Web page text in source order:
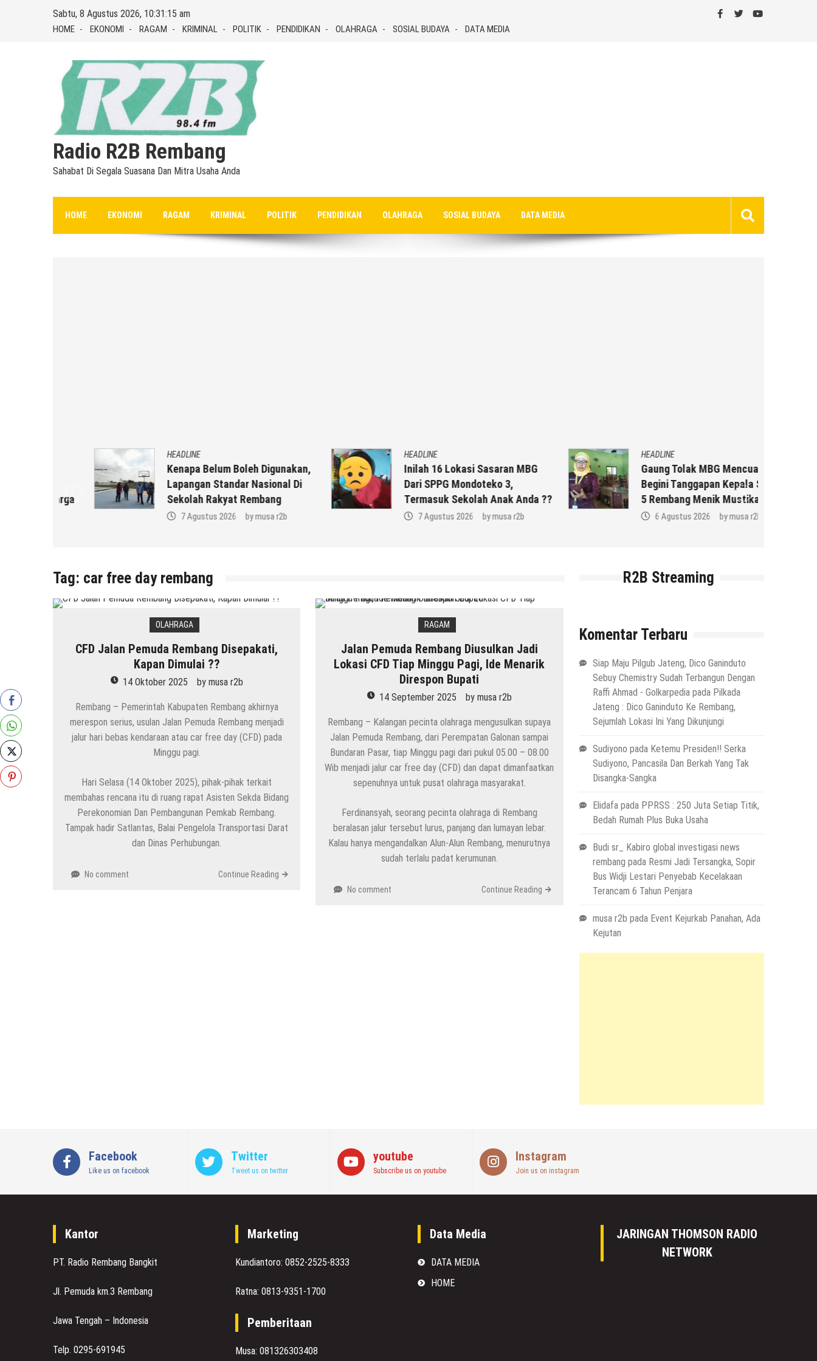
Sabtu, 8 Agustus 2026, 10:31:16 am
HOME EKONOMI RAGAM KRIMINAL POLITIK PENDIDIKAN OLAHRAGA SOSIAL BUDAYA DATA MEDIA
Radio R2B Rembang
Sahabat Di Segala Suasana Dan Mitra Usaha Anda
HOME EKONOMI RAGAM KRIMINAL POLITIK PENDIDIKAN OLAHRAGA SOSIAL BUDAYA DATA MEDIA
HEADLINE
Kenapa Belum Boleh Digunakan,
Lapangan Standar Nasional Di
Sekolah Rakyat Rembang
7 Agustus 2026 bymusa r2b
HEADLINE
Inilah 16 Lokasi Sasaran MBG
Dari SPPG Mondoteko 3,
Termasuk Sekolah Anak Anda ??
7 Agustus 2026 bymusa r2b
HEADLINE
Gaung Tolak MBG Mencuat,
Begini Tanggapan Kepala SMP N
5 Rembang Menik Mustikatun
6 Agustus 2026 bymusa r2b
Tag: car free day rembang
OLAHRAGA
CFD Jalan Pemuda Rembang Disepakati,
Kapan Dimulai ??
14 Oktober 2025 by musa r2b
Rembang – Pemerintah Kabupaten Rembang akhirnya
merespon serius, usulan Jalan Pemuda Rembang menjadi
jalur hari bebas kendaraan atau car free day (CFD) pada
Minggu pagi.
Hari Selasa (14 Oktober 2025), pihak-pihak terkait
membahas rencana itu di ruang rapat Asisten Sekda Bidang
Perekonomian Dan Pembangunan Pemkab Rembang.
Tampak hadir Satlantas, Balai Pengelola Transportasi Darat
dan Dinas Perhubungan.
No comment Continue Reading
RAGAM
Jalan Pemuda Rembang Diusulkan Jadi
Lokasi CFD Tiap Minggu Pagi, Ide Menarik
Direspon Bupati
14 September 2025 by musa r2b
Rembang – Kalangan pecinta olahraga mengusulkan supaya
Jalan Pemuda Rembang, dari Perempatan Galonan sampai
Bundaran Pasar, tiap Minggu pagi dari pukul 05.00 – 08.00
Wib menjadi jalur car free day (CFD) dan dapat dimanfaatkan
sepenuhnya untuk pusat olahraga masyarakat.
Ferdinansyah, seorang pecinta olahraga di Rembang
beralasan jalur tersebut lurus, panjang dan lumayan lebar.
Kalau hanya mengandalkan Alun-Alun Rembang, menurutnya
sudah terlalu padat kerumunan.
No comment Continue Reading
R2B Streaming
Komentar Terbaru
Siap Maju Pilgub Jateng, Dico Ganinduto
Sebuy Chemistry Sudah Terbangun Dengan
Raffi Ahmad - Golkarpediapada Pilkada
Jateng : Dico Ganinduto Ke Rembang,
Sejumlah Lokasi Ini Yang Dikunjungi
Sudiyono pada Ketemu Presiden!! Serka
Sudiyono, Pancasila Dan Berkah Yang Tak
Disangka-Sangka
Elidafapada PPRSS : 250 Juta Setiap Titik,
Bedah Rumah Plus Buka Usaha
Budi sr_ Kabiro global investigasi news
rembang pada Resmi Jadi Tersangka, Sopir
Bus Widji Lestari Penyebab Kecelakaan
Terancam 6 Tahun Penjara
musa r2b pada Event Kejurkab Panahan, Ada
Kejutan
Facebook
Like us on facebook
Twitter
Tweet us on twitter
youtube
Subscribe us on youtube
Instagram
Join us on instagram
Kantor
PT. Radio Rembang Bangkit
Jl. Pemuda km.3 Rembang
Jawa Tengah – Indonesia
Telp. 0295-691945
Marketing
Kundiantoro: 0852-2525-8333
Ratna: 0813-9351-1700
Pemberitaan
Musa: 081326303408
Data Media
DATA MEDIA
HOME
JARINGAN THOMSON RADIO
NETWORK